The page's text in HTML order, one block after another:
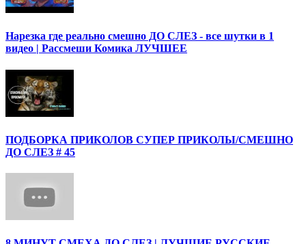
Нарезка где реально смешно ДО СЛЕЗ - все шутки в 1
видео | Рассмеши Комика ЛУЧШЕЕ
ПОДБОРКА ПРИКОЛОВ СУПЕР ПРИКОЛЫ/СМЕШНО
ДО СЛЕЗ # 45